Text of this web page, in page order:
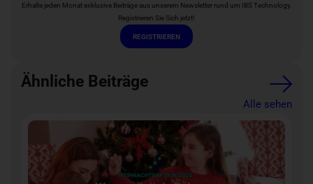
Erhalte jeden Monat exklusive Beiträge aus unserem Newsletter rund um IBS Technology.
Registrieren Sie Sich jetzt!
REGISTRIEREN
Ähnliche Beiträge
Alle sehen